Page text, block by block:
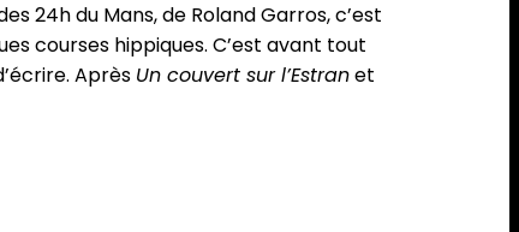
24h du Mans, de Roland Garros, c’est
courses hippiques. C’est avant tout
Après Un couvert sur l’Estranet